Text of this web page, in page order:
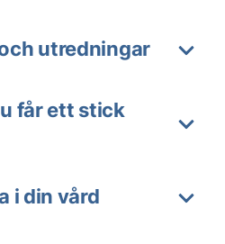
utredningar
får ett stick
i din vård